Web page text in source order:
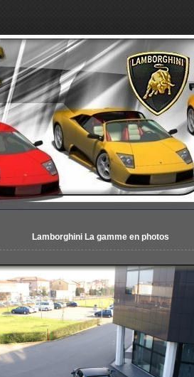
Lamborghini La gamme en photos